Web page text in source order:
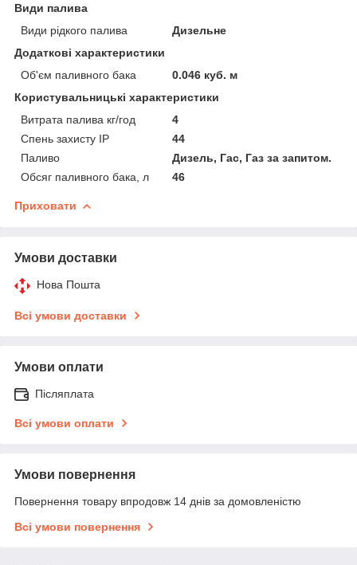
Види палива
Види рідкого палива
Дизельне
Додаткові характеристики
Об'єм паливного бака
0.046 куб. м
Користувальницькі характеристики
Витрата палива кг/год
4
Спень захисту IP
44
Паливо
Дизель, Гас, Газ за запитом.
Обсяг паливного бака, л
46
Приховати
Умови доставки
Нова Пошта
Всі умови доставки
Умови оплати
Післяплата
Всі умови оплати
Умови повернення
Повернення товару впродовж 14 днів за домовленістю
Всі умови повернення